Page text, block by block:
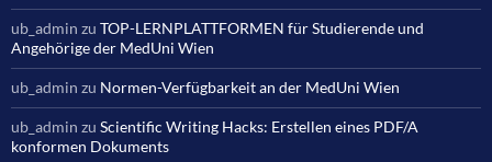
ub_admin zu TOP-LERNPLATTFORMEN für Studierende und
Angehörige der MedUni Wien
ub_admin zu Normen-Verfügbarkeit an der MedUni Wien
ub_admin zu Scientific Writing Hacks: Erstellen eines PDF/A
konformen Dokuments